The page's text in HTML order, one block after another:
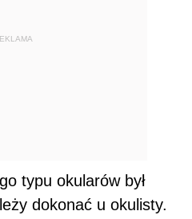
typu okularów był
dokonać u okulisty.